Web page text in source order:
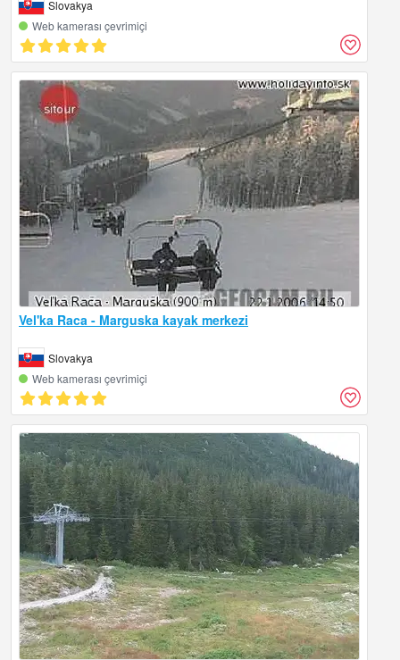
Slovakya
Web kamerası çevrimiçi
Vel'ka Raca - Marguska kayak merkezi
Slovakya
Web kamerası çevrimiçi